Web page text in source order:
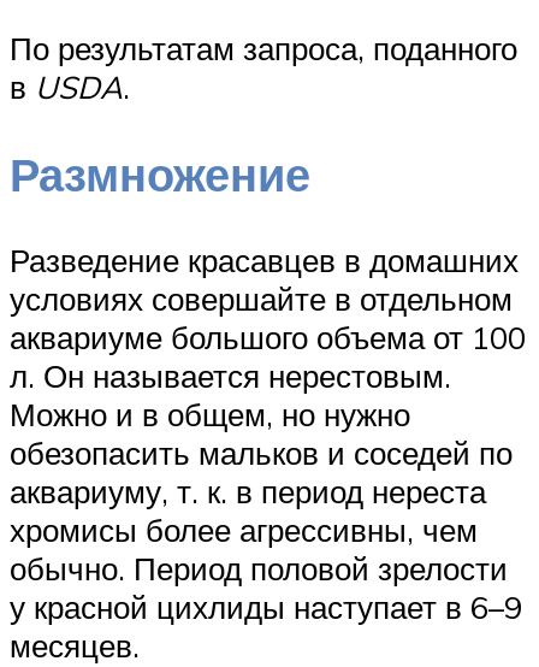
По результатам запроса, поданного
в USDA.
Размножение
Разведение красавцев в домашних
условиях совершайте в отдельном
аквариуме большого объема от 100
л. Он называется нерестовым.
Можно и в общем, но нужно
обезопасить мальков и соседей по
аквариуму, т. к. в период нереста
хромисы более агрессивны, чем
обычно. Период половой зрелости
у красной цихлиды наступает в 6–9
месяцев.